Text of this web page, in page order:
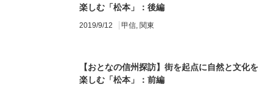
楽しむ「松本」：後編
2019/9/12 甲信, 関東
【おとなの信州探訪】街を起点に自然と文化を
楽しむ「松本」：前編